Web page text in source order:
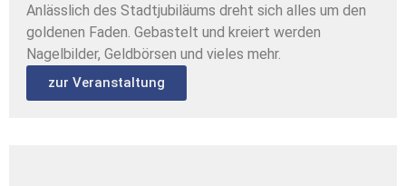
Anlässlich des Stadtjubiläums dreht sich alles um den
goldenen Faden. Gebastelt und kreiert werden
Nagelbilder, Geldbörsen und vieles mehr.
zur Veranstaltung